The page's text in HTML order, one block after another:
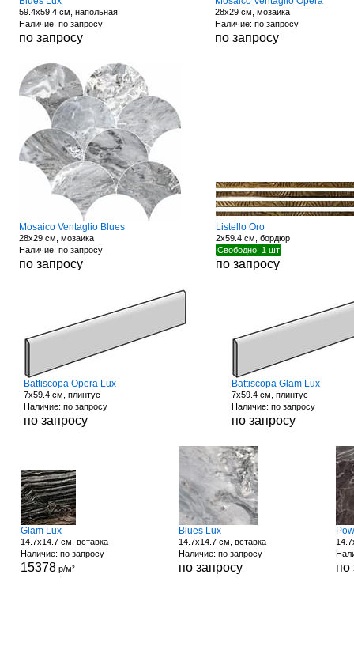
59.4x59.4 см, напольная
Наличие: по запросу
по запросу
28x29 см, мозаика
Наличие: по запросу
по запросу
Mosaico Ventaglio Blues
28x29 см, мозаика
Наличие: по запросу
по запросу
Listello Oro
2x59.4 см, бордюр
Свободно: 1 шт
по запросу
Battiscopa Opera Lux
7x59.4 см, плинтус
Наличие: по запросу
по запросу
Battiscopa Glam Lux
7x59.4 см, плинтус
Наличие: по запросу
по запросу
Glam Lux
14.7x14.7 см, вставка
Наличие: по запросу
15378 р/м²
Blues Lux
14.7x14.7 см, вставка
Наличие: по запросу
по запросу по